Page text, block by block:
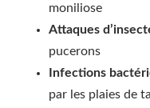
moniliose
Attaques
pucerons
Infections
par les plaies de